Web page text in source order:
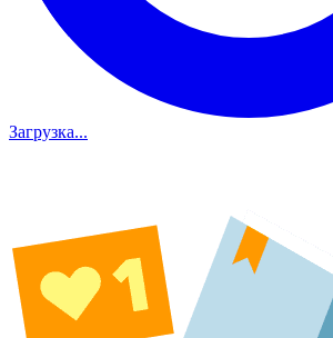
Загрузка...